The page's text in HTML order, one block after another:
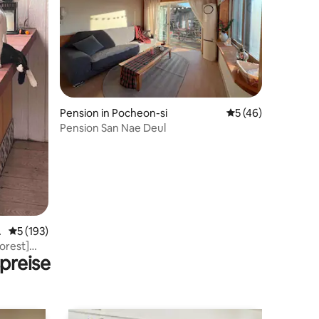
Durchschnittliche Bewertung: 5 von 5, 193 Bewertungen
5 (193)
-
Zone
Pension in Pocheon-si Durchschnittliche
5 (46)
Pension San Nae Deul